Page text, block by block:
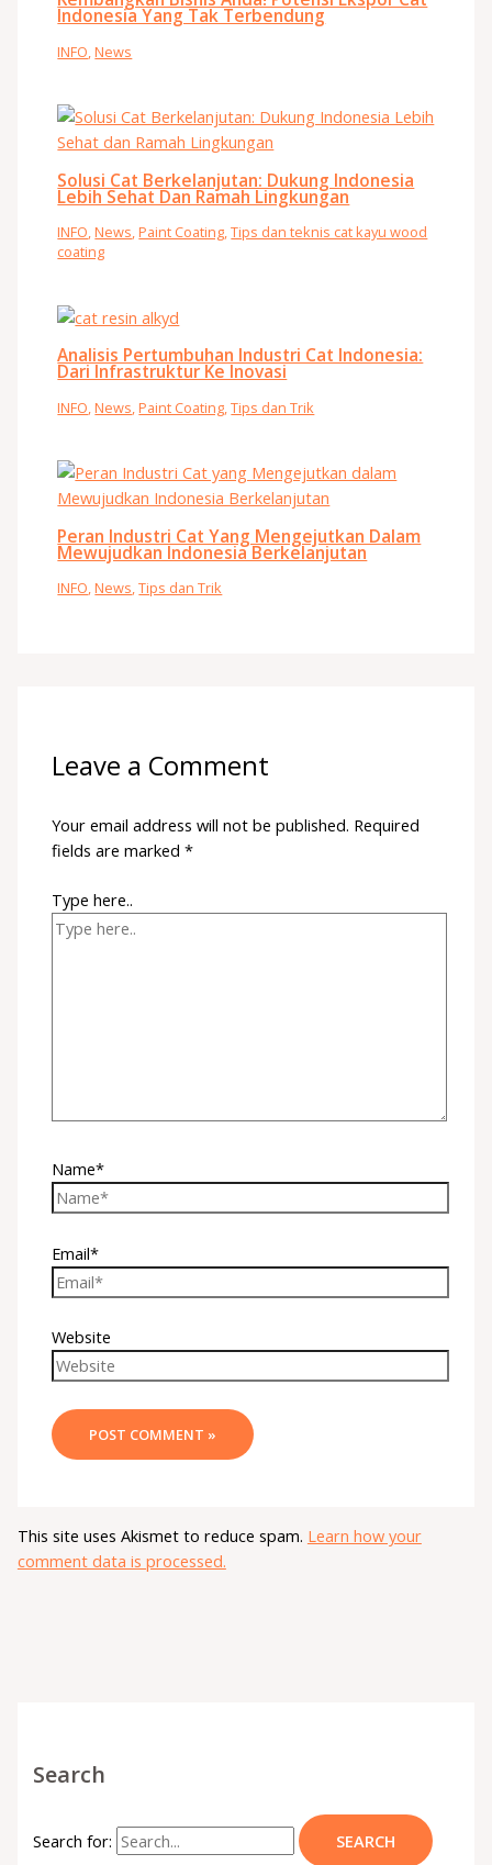
Indonesia Yang Tak Terbendung
INFO,News
Solusi Cat Berkelanjutan: Dukung Indonesia
Lebih Sehat Dan Ramah Lingkungan
INFO,News,Paint Coating,Tips dan teknis cat kayu wood
coating
Analisis Pertumbuhan Industri Cat Indonesia:
Dari Infrastruktur Ke Inovasi
INFO,News,Paint Coating,Tips dan Trik
Peran Industri Cat Yang Mengejutkan Dalam
Mewujudkan Indonesia Berkelanjutan
INFO,News,Tips dan Trik
Leave a Comment
Your email address will not be published. Required
fields are marked*
Type here..
Name*
Email*
Website
This site uses Akismet to reduce spam. Learn how your
comment data is processed.
Search
Search for: